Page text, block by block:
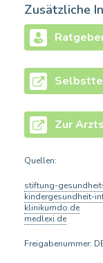
Zusätzliche
Zur
Quellen:
stiftung-
kindergesundheit-
klinikumdo.de
medlexi.de
Freigabenummer: